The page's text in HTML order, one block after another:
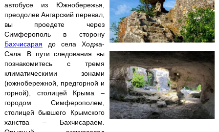
Ливадийский дворец
Массандровский дворец
Мангуп-Кале
Никитский ботанический сад
Поляна Сказок + Ялтинский зоопарк
ПещерыЧатыр-Дага
автобусе из Южнобережья,
преодолев Ангарский перевал,
вы проедете через
Симферополь в сторону
Бахчисарая до села Ходжа-
Сала. В пути следования вы
познакомитесь с тремя
климатическими зонами
(южнобережной, предгорной и
горной), столицей Крыма –
городом Симферополем,
столицей бывшего Крымского
ханства – Бахчисараем.